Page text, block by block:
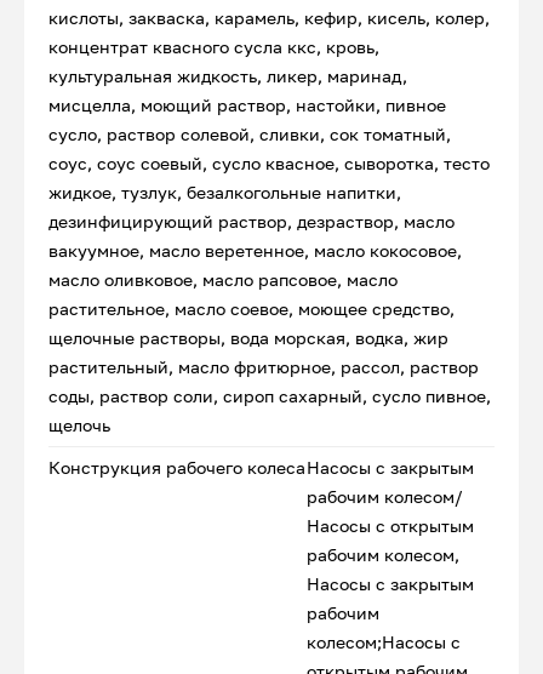
кислоты, закваска, карамель, кефир, кисель, колер,
концентрат квасного сусла ккс, кровь,
культуральная жидкость, ликер, маринад,
мисцелла, моющий раствор, настойки, пивное
сусло, раствор солевой, сливки, сок томатный,
соус, соус соевый, сусло квасное, сыворотка, тесто
жидкое, тузлук, безалкогольные напитки,
дезинфицирующий раствор, дезраствор, масло
вакуумное, масло веретенное, масло кокосовое,
масло оливковое, масло рапсовое, масло
растительное, масло соевое, моющее средство,
щелочные растворы, вода морская, водка, жир
растительный, масло фритюрное, рассол, раствор
соды, раствор соли, сироп сахарный, сусло пивное,
щелочь
Конструкция рабочего колесаНасосы с закрытым
рабочим колесом/
Насосы с открытым
рабочим колесом,
Насосы с закрытым
рабочим
колесом;Насосы с